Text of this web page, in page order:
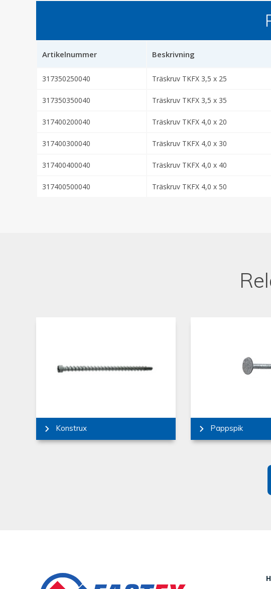
Artikelnummer Beskrivning
317350250040 Träskruv TKFX 3,5 x 25
317350350040 Träskruv TKFX 3,5 x 35
317400200040 Träskruv TKFX 4,0 x 20
317400300040 Träskruv TKFX 4,0 x 30
317400400040 Träskruv TKFX 4,0 x 40
317400500040 Träskruv TKFX 4,0 x 50
Konstrux Pappspik